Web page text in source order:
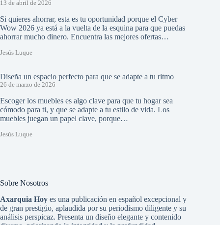
13 de abril de 2026
Si quieres ahorrar, esta es tu oportunidad porque el Cyber
Wow 2026 ya está a la vuelta de la esquina para que puedas
ahorrar mucho dinero. Encuentra las mejores ofertas…
Jesús Luque
Diseña un espacio perfecto para que se adapte a tu ritmo
26 de marzo de 2026
Escoger los muebles es algo clave para que tu hogar sea
cómodo para ti, y que se adapte a tu estilo de vida. Los
muebles juegan un papel clave, porque…
Jesús Luque
Sobre Nosotros
Axarquia Hoy es una publicación en español excepcional y
de gran prestigio, aplaudida por su periodismo diligente y su
análisis perspicaz. Presenta un diseño elegante y contenido